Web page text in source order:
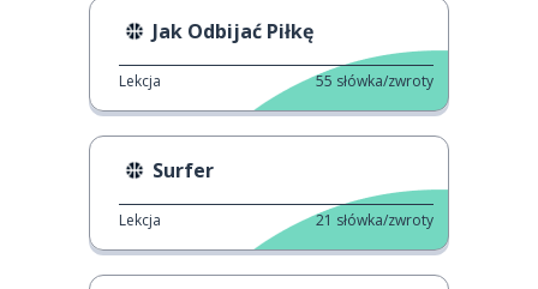
Jak Odbijać Piłkę
Lekcja 55 słówka/zwroty
Surfer
Lekcja 21 słówka/zwroty